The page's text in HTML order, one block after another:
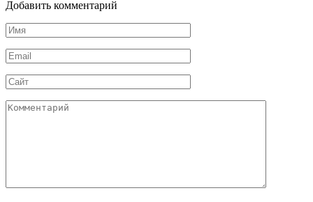
Добавить комментарий
Имя
*
Email
*
Сайт
Комментарий